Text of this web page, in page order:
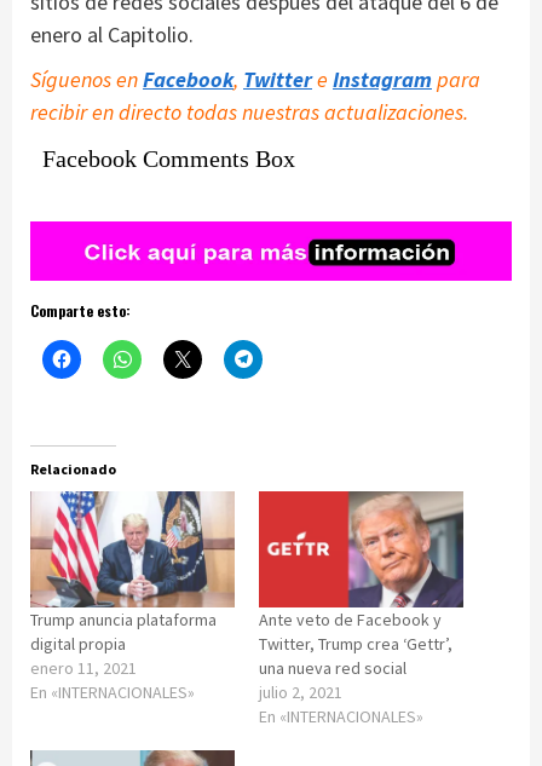
enero al Capitolio.
Síguenos enFacebook, Twittere Instagram para
recibir en directo todas nuestras actualizaciones.
Facebook Comments Box
Comparte esto:
Relacionado
Trump anuncia plataforma
digital propia
enero 11, 2021
En «INTERNACIONALES»
Ante veto de Facebook y
Twitter, Trump crea ‘Gettr’,
una nueva red social
julio 2, 2021
En «INTERNACIONALES»